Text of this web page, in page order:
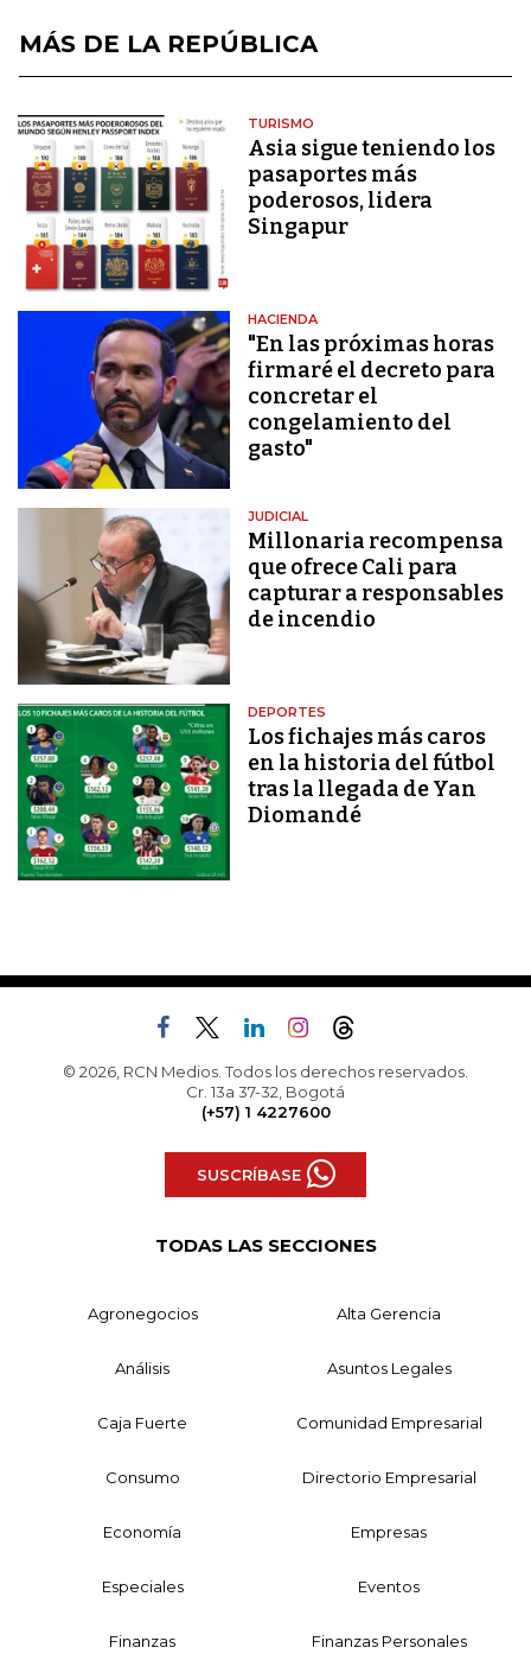
MÁS DE LA REPÚBLICA
TURISMO
Asia sigue teniendo los
pasaportes más
poderosos, lidera
Singapur
HACIENDA
"En las próximas horas
firmaré el decreto para
concretar el
congelamiento del
gasto"
JUDICIAL
Millonaria recompensa
que ofrece Cali para
capturar a responsables
de incendio
DEPORTES
Los fichajes más caros
en la historia del fútbol
tras la llegada de Yan
Diomandé
© 2026, RCN Medios. Todos los derechos reservados.
Cr. 13a 37-32, Bogotá
(+57) 1 4227600
SUSCRÍBASE
TODAS LAS SECCIONES
Agronegocios Alta Gerencia
Análisis Asuntos Legales
Caja Fuerte Comunidad Empresarial
Consumo Directorio Empresarial
Economía Empresas
Especiales Eventos
Finanzas Finanzas Personales